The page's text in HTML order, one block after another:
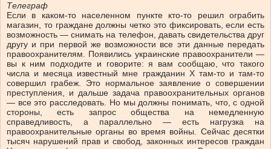
Телеграф
Если в каком-то населенном пункте кто-то решил ограбить
магазин, то граждане должны четко это фиксировать, если есть
возможность — снимать на телефон, давать свидетельства друг
другу и при первой же возможности все эти данные передать
правоохранителям. Появились украинские правоохранители —
вы к ним подходите и говорите: я вам сообщаю, что такого
числа и месяца известный мне гражданин Х там-то и там-то
совершил грабеж. Это нормальное заявление о совершении
преступления, и дальше задача правоохранительных органов
— все это расследовать. Но мы должны понимать, что, с одной
стороны, есть запрос общества на немедленную
справедливость, а параллельно — есть нагрузка на
правоохранительные органы во время войны. Сейчас десятки
тысяч нарушений прав и свобод, законных интересов граждан